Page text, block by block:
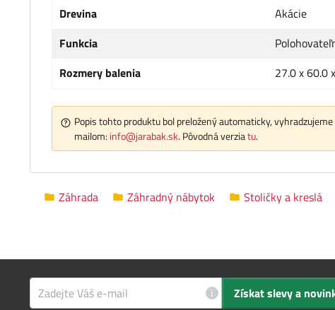
Drevina
Akácie
Funkcia
Rozmery balenia
27.0 x 60.0
Popis tohto produktu bol preložený automaticky,
mailom: info@jarabak.sk. Pôvodná verziatu.
Záhrada Záhradný nábytok Stoličky a kreslá
i Získat slevy a